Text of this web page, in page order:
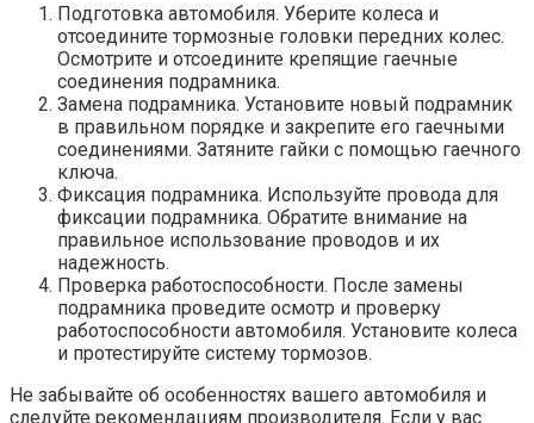
Подготовка автомобиля. Уберите колеса и
отсоедините тормозные головки передних колес.
Осмотрите и отсоедините крепящие гаечные
соединения подрамника.
Замена подрамника. Установите новый подрамник
в правильном порядке и закрепите его гаечными
соединениями. Затяните гайки с помощью гаечного
ключа.
Фиксация подрамника. Используйте провода для
фиксации подрамника. Обратите внимание на
правильное использование проводов и их
надежность.
Проверка работоспособности. После замены
подрамника проведите осмотр и проверку
работоспособности автомобиля. Установите колеса
и протестируйте систему тормозов.
Не забывайте об особенностях вашего автомобиля и
следуйте рекомендациям производителя. Если у вас